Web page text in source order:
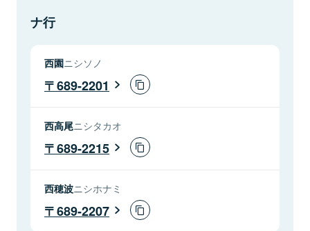
ナ行
西園ニシソノ
689-2201
西高尾ニシタカオ
689-2215
西穂波ニシホナミ
689-2207